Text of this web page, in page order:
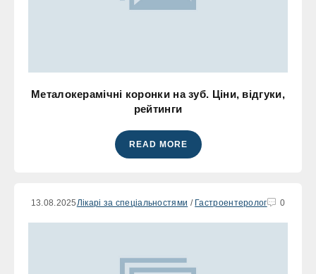
Металокерамічні коронки на зуб. Ціни, відгуки,
рейтинги
READ MORE
13.08.2025 Лікарі за спеціальностями / Гастроентеролог 0